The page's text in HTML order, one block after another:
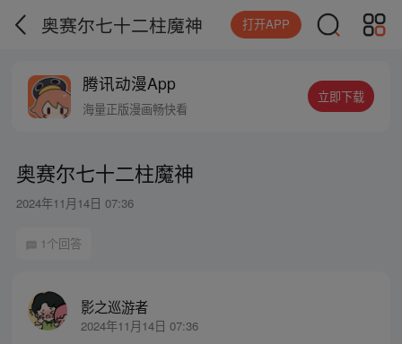
奥赛尔七十二柱魔神 打开APP
腾讯动漫App
海量正版漫画畅快看
立即下载
奥赛尔七十二柱魔神
2024年11月14日 07:36
1个回答
影之巡游者
2024年11月14日 07:36